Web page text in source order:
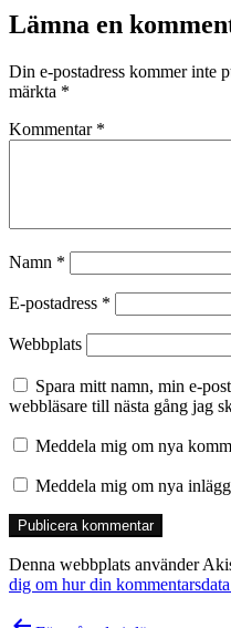
Lämna en
Din e-postadress kommer inte
märkta *
Kommentar *
Namn *
E-postadress *
Webbplats
Spara mitt namn, min e-
webbläsare till nästa gång jag
Meddela mig om nya
Meddela mig om nya
Denna webbplats använder
dig om hur din kommentarsdata